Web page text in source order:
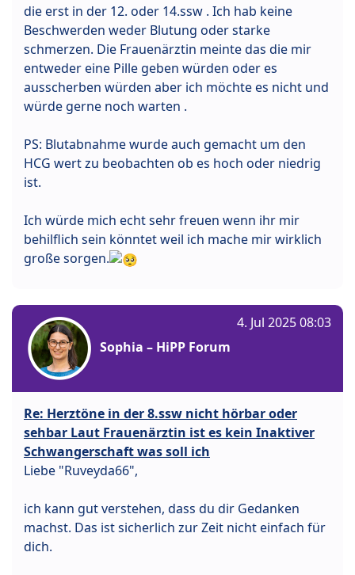
die erst in der 12. oder 14.ssw . Ich hab keine
Beschwerden weder Blutung oder starke
schmerzen. Die Frauenärztin meinte das die mir
entweder eine Pille geben würden oder es
ausscherben würden aber ich möchte es nicht und
würde gerne noch warten .
PS: Blutabnahme wurde auch gemacht um den
HCG wert zu beobachten ob es hoch oder niedrig
ist.
Ich würde mich echt sehr freuen wenn ihr mir
behilflich sein könntet weil ich mache mir wirklich
große sorgen.
Sophia – HiPP Forum
4. Jul 2025 08:03
Re: Herztöne in der 8.ssw nicht hörbar oder
sehbar Laut Frauenärztin ist es kein Inaktiver
Schwangerschaft was soll ich
Liebe "Ruveyda66",
ich kann gut verstehen, dass du dir Gedanken
machst. Das ist sicherlich zur Zeit nicht einfach für
dich.